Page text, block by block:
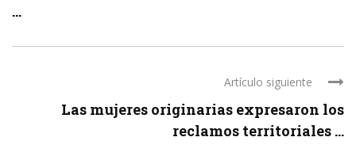
...
Artículo siguiente
Las mujeres originarias expresaron los
reclamos territoriales ...